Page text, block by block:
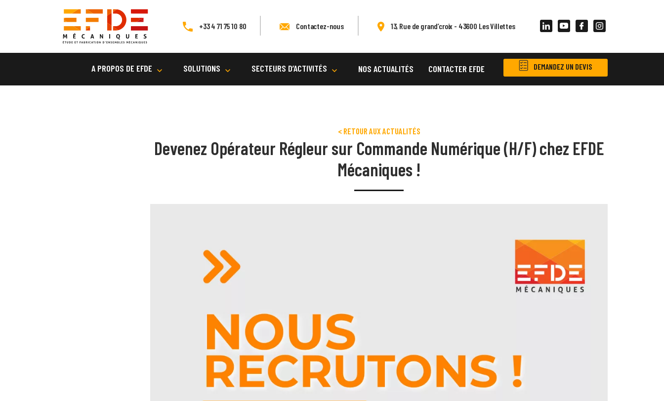
+33 4 71 75 10 80 Contactez-nous 13, Rue de grand’croix - 43600 Les Villettes
A PROPOS DE EFDE SOLUTIONS SECTEURS D’ACTIVITÉS NOS ACTUALITÉS CONTACTER EFDE DEMANDEZ UN DEVIS
< RETOUR AUX ACTUALITÉS
Devenez Opérateur Régleur sur Commande Numérique (H/F) chez EFDE
Mécaniques !